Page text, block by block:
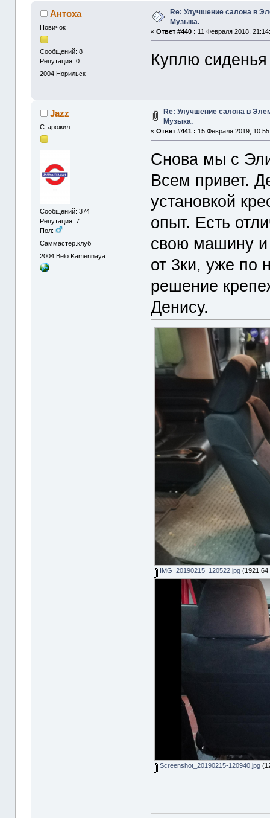
Антоха
Новичок
Сообщений: 8
Репутация: 0
2004 Норильск
Re: Улучшение салона в
Музыка.
«Ответ #440 : 11 Февраля 2018,
Куплю сиденья
Jazz
Старожил
Сообщений: 374
Репутация: 7
Пол:
Саммастер.клуб
2004 Belo Kamennaya
Re: Улучшение салона в
Музыка.
«Ответ #441 : 15 Февраля 2019,
Снова мы с
Всем привет.
установкой
опыт. Есть
свою машину
от 3ки, уже по
решение
Денису.
IMG_20190215_120522.jpg (1921.64
Screenshot_20190215-120940.jpg